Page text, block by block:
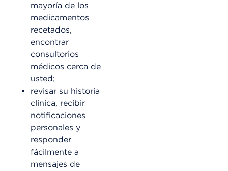
mayoría de los
medicamentos
recetados,
encontrar
consultorios
médicos cerca de
usted;
revisar su historia
clínica, recibir
notificaciones
personales y
responder
fácilmente a
mensajes de